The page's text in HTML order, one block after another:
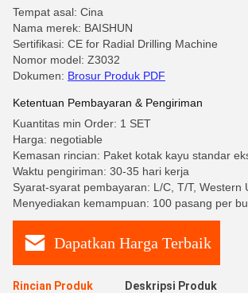
Tempat asal: Cina
Nama merek: BAISHUN
Sertifikasi: CE for Radial Drilling Machine
Nomor model: Z3032
Dokumen: Brosur Produk PDF
Ketentuan Pembayaran & Pengiriman
Kuantitas min Order: 1 SET
Harga: negotiable
Kemasan rincian: Paket kotak kayu standar
Waktu pengiriman: 30-35 hari kerja
Syarat-syarat pembayaran: L/C, T/T, Western
Menyediakan kemampuan: 100 pasang per
Dapatkan Harga Terbaik
Rincian Produk Deskripsi Produk